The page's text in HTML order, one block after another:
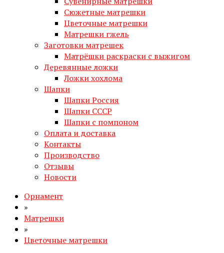
Сюжетные матрешки
Цветочные матрешки
Матрешки гжель
Заготовки матрешек
Матрёшки раскраски с выжигом
Деревянные ложки
Ложки хохлома
Шапки
Шапки Россия
Шапки СССР
Шапки с помпоном
Оплата и доставка
Контакты
Производство
Отзывы
Новости
Орнамент
»
Матрешки
»
Цветочные матрешки